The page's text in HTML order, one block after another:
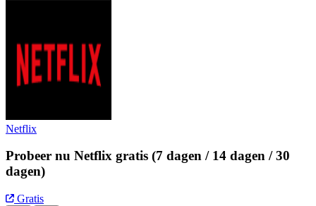
Netflix
Probeer nu Netflix gratis (7 dagen / 14 dagen / 30
dagen)
Gratis